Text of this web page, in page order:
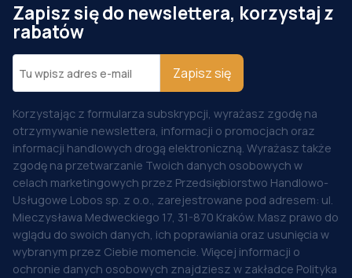
Zapisz się do newslettera, korzystaj z
rabatów
Zapisz się
Korzystając z formularza subskrypcji, wyrażasz zgodę na
otrzymywanie newslettera, informacji o promocjach oraz
informacji handlowych drogą elektroniczną. Wyrażasz także
zgodę na przetwarzanie Twoich danych osobowych w
celach marketingowych przez Przedsiębiorstwo Handlowo-
Usługowe Lobos sp. z o.o., zarejestrowane pod adresem: ul.
Mieczysława Medweckiego 17, 31-870 Kraków. Masz prawo do
wglądu do swoich danych, ich poprawiania oraz usunięcia w
wybranym przez Ciebie momencie. Więcej informacji o
ochronie danych osobowych znajdziesz w zakładce Polityka